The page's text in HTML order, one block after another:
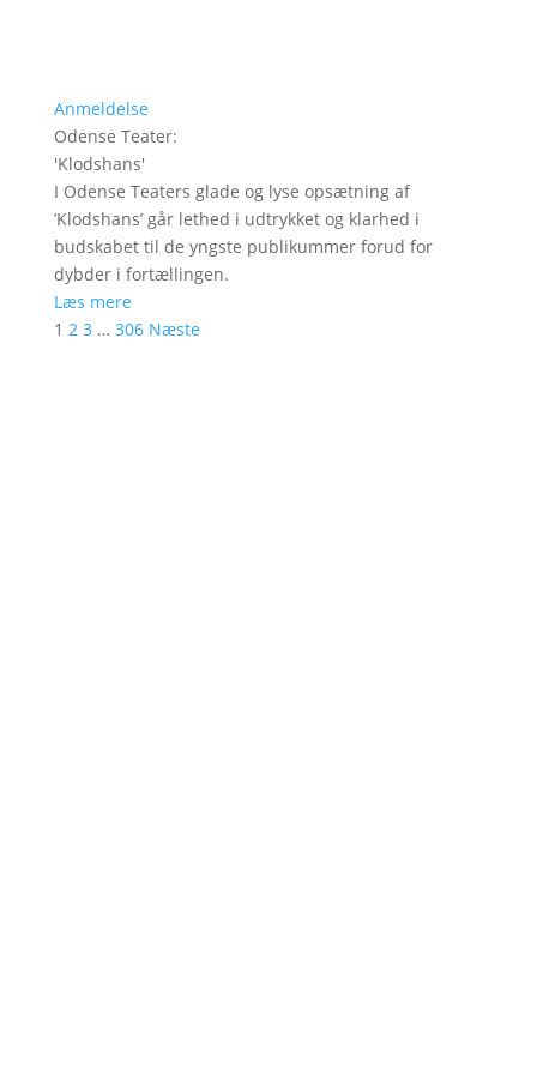
Anmeldelse
Odense Teater:
'Klodshans'
I Odense Teaters glade og lyse opsætning af
’Klodshans’ går lethed i udtrykket og klarhed i
budskabet til de yngste publikummer forud for
dybder i fortællingen.
Læs mere
1 2 3 … 306 Næste